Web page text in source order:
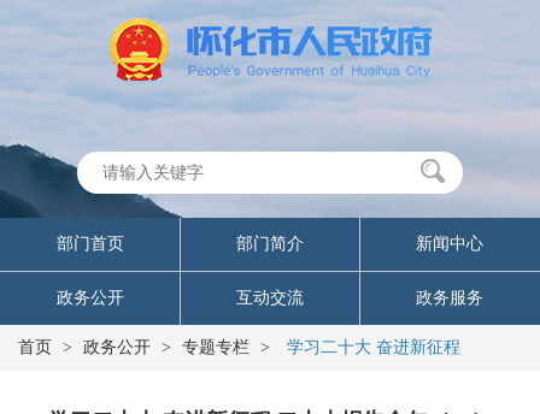
部门首页 部门简介 新闻中心
政务公开 互动交流 政务服务
首页 > 政务公开 > 专题专栏 > 学习二十大 奋进新征程